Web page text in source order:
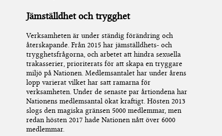
Jämställdhet och trygghet
Verksamheten är under ständig förändring och
återskapande. Från 2015 har jämställdhets- och
trygghetsfrågorna, och arbetet att hindra sexuella
trakasserier, prioriterats för att skapa en tryggare
miljö på Nationen. Medlemsantalet har under årens
lopp varierat vilket har satt ramarnaför
verksamheten. Under de senaste par årtiondena har
Nationens medlemsantal ökat kraftigt. Hösten 2013
slogs den magiska gränsen 5000 medlemmar, men
redan hösten 2017 hade Nationen nått över 6000
medlemmar.